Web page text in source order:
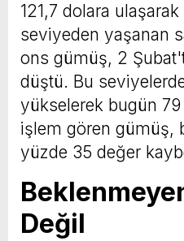
121,7 dolara ulaşarak
seviyeden yaşanan
ons gümüş, 2
düştü. Bu
yükselerek bugün 79
işlem gören gümüş,
yüzde 35 değer
Değil